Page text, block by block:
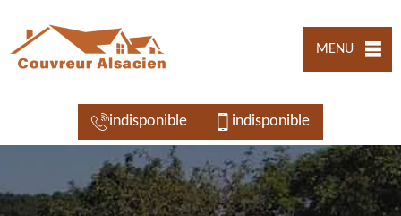
MENU
indisponible indisponible